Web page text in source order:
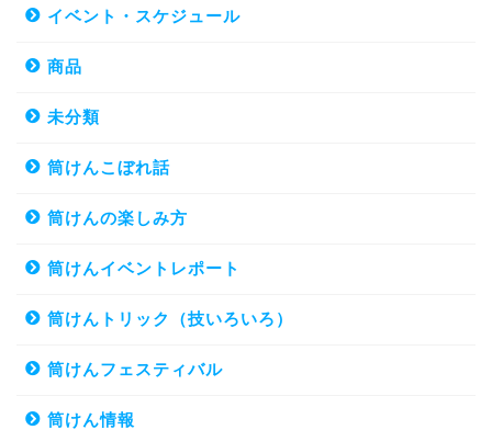
イベント・スケジュール
商品
未分類
筒けんこぼれ話
筒けんの楽しみ方
筒けんイベントレポート
筒けんトリック（技いろいろ）
筒けんフェスティバル
筒けん情報